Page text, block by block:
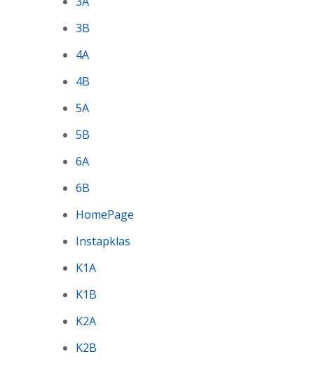
3B
4A
4B
5A
5B
6A
6B
HomePage
Instapklas
K1A
K1B
K2A
K2B